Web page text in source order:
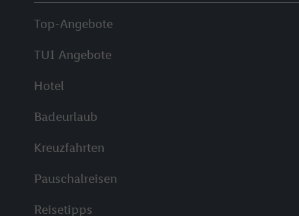
Top-Angebote
TUI Angebote
Hotel
Badeurlaub
Kreuzfahrten
Pauschalreisen
Reisetipps